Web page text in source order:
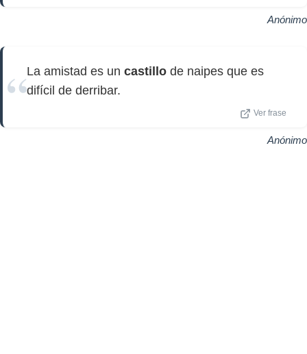
Anónimo
La amistad es un castillo de naipes que es
difícil de derribar.
Ver frase
Anónimo